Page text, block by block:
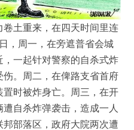
土重来，在四天时间里连
，周一，在旁遮普省会城
一起针对警察的自杀式炸
伤。周二，在俾路支省首府
时被炸身亡。周三，在开
自杀炸弹袭击，造成一人
部落区，政府大院两次遭